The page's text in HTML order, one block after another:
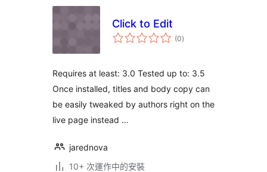
Click to Edit
(0總
評)
Requires at least: 3.0 Tested up to: 3.5
Once installed, titles and body copy can
be easily tweaked by authors right on the
live page instead …
jarednova
10+ 次運作中的安裝